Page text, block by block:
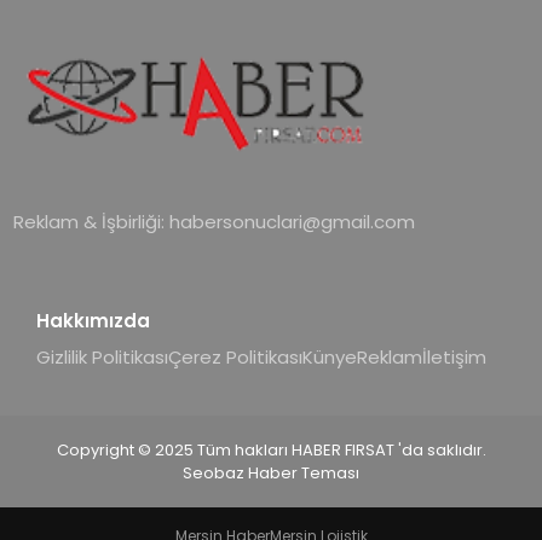
Reklam & İşbirliği: habersonuclari@gmail.com
Hakkımızda
Gizlilik PolitikasıÇerez PolitikasıKünyeReklamİletişim
Copyright © 2025 Tüm hakları HABER FIRSAT 'da saklıdır.
Seobaz Haber Teması
Mersin HaberMersin Lojistik